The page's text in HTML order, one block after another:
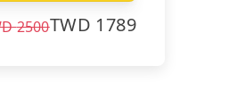
2500TWD 1789